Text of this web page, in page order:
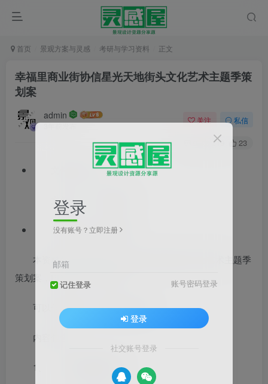
首页 景观方案与灵感 考研与学习资料 正文
幸福里商业街协信星光天地街头文化艺术主题季策
划案
admin
3年前发布
关注 私信
219 23
文件格式：ppt
文件大小：26.08MB
资料类型：营销策略
本资料为幸福里商业街XX星光天地街头文化艺术主题季
策划案，PPT格式，共20页。
可以作为营销、运营素材使用。
内容包含：
1、 活动简要流程
登录
没有账号？立即注册
邮箱
记住登录 账号密码登录
登录
社交账号登录